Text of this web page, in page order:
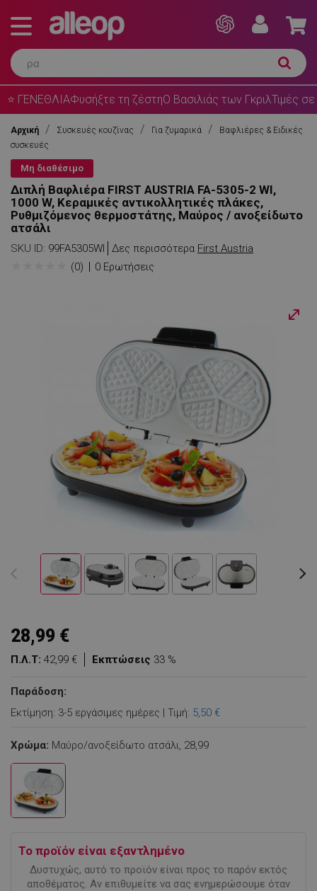
⭐ ΓΕΝΕΘΛΙΑΦυσήξτε τη ζέστηΟ Βασιλιάς των ΓκριλΤιμές σε
Αρχική Συσκευές κουζίνας Για ζυμαρικά
Βαφλιέρες & Ειδικές
συσκευές
Μη διαθέσιμο
Διπλή Βαφλιέρα FIRST AUSTRIA FA-5305-2 WI,
1000 W, Κεραμικές αντικολλητικές πλάκες,
Ρυθμιζόμενος θερμοστάτης, Μαύρος / ανοξείδωτο
ατσάλι
SKU ID: 99FA5305WI Δες περισσότερα First Austria
(0) 0 Ερωτήσεις
Εκπτώσεις 33 %
Π.Λ.Τ: 42,99 €
28,99 €
Παράδοση:
Εκτίμηση: 3-5 εργάσιμες ημέρες | Τιμή: 5,50 €
Χρώμα: Μαύρο/ανοξείδωτο ατσάλι, 28,99
Το προϊόν είναι εξαντλημένο
Δυστυχώς, αυτό το προϊόν είναι προς το παρόν εκτός
αποθέματος. Αν επιθυμείτε να σας ενημερώσουμε όταν